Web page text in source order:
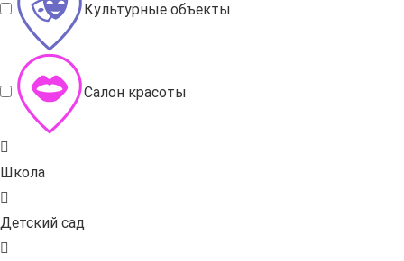
Культурные объекты
Салон красоты
Школа
Детский сад